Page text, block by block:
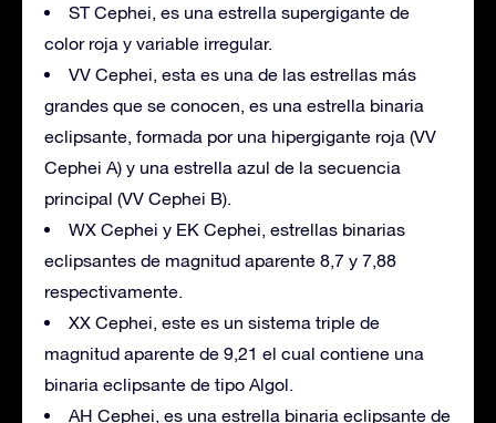
ST Cephei, es una estrella supergigante de
color roja y variable irregular.
VV Cephei, esta es una de las estrellas más
grandes que se conocen, es una estrella binaria
eclipsante, formada por una hipergigante roja (VV
Cephei A) y una estrella azul de la secuencia
principal (VV Cephei B).
WX Cephei y EK Cephei, estrellas binarias
eclipsantes de magnitud aparente 8,7 y 7,88
respectivamente.
XX Cephei, este es un sistema triple de
magnitud aparente de 9,21 el cual contiene una
binaria eclipsante de tipo Algol.
AH Cephei, es una estrella binaria eclipsante de